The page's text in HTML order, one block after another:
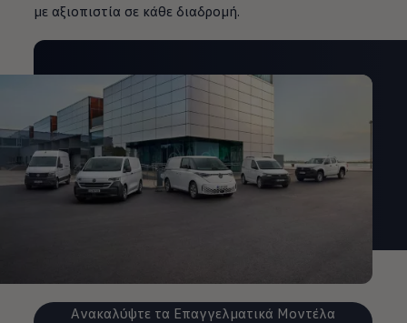
με αξιοπιστία σε κάθε διαδρομή.
Ανακαλύψτε τα Επαγγελματικά Μοντέλα